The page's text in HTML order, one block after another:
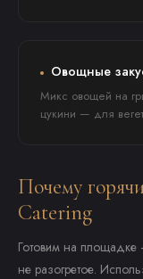
Овощные
Микс овощей на
цукини — для
Почему
Catering
Готовим на площадке
не разогретое.